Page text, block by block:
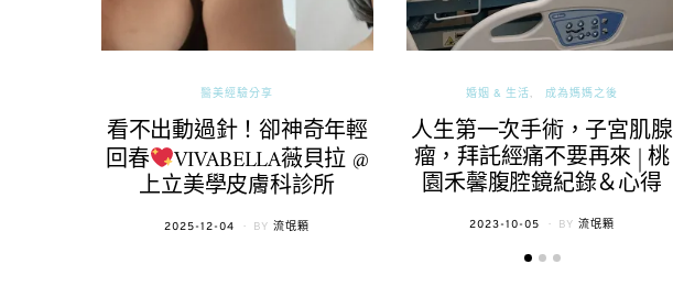
醫美經驗分享
看不出動過針！卻神奇年輕
回春 VIVABELLA薇貝拉 @
上立美學皮膚科診所
POSTED
2025-12-04 BY 流氓顆
婚姻 & 生活 成為媽媽之後
人生第一次手術，子宮肌腺
瘤，拜託經痛不要再來 | 桃
園禾馨腹腔鏡紀錄＆心得
POSTED
2023-10-05 BY 流氓顆